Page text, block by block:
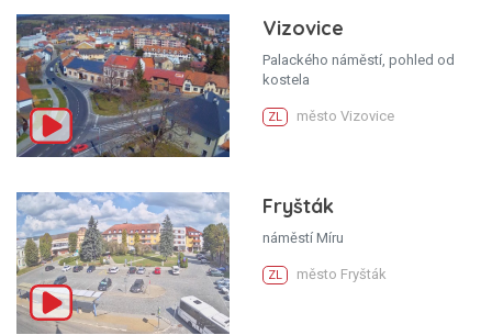
Vizovice
Palackého náměstí, pohled od
kostela
ZL město Vizovice
Fryšták
náměstí Míru
ZL město Fryšták